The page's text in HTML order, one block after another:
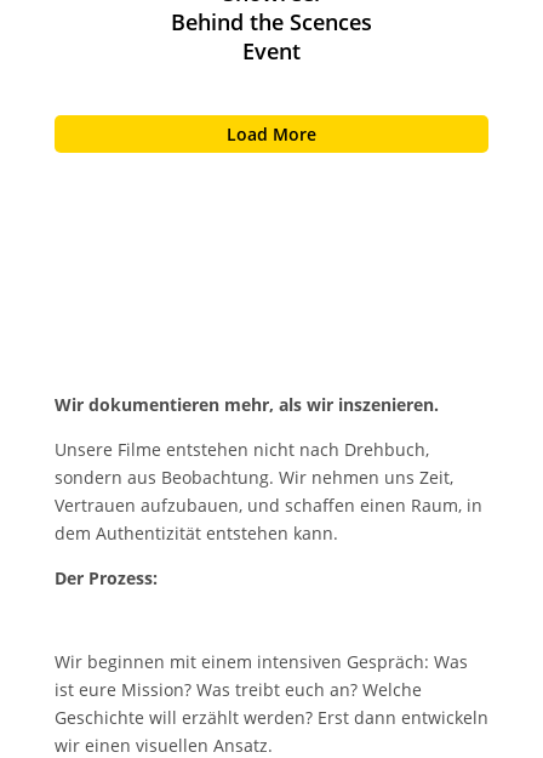
Behind the Scences
Event
Load More
Wir dokumentieren mehr, als wir inszenieren.
Unsere Filme entstehen nicht nach Drehbuch,
sondern aus Beobachtung. Wir nehmen uns Zeit,
Vertrauen aufzubauen, und schaffen einen Raum, in
dem Authentizität entstehen kann.
Der Prozess:
Wir beginnen mit einem intensiven Gespräch: Was
ist eure Mission? Was treibt euch an? Welche
Geschichte will erzählt werden? Erst dann entwickeln
wir einen visuellen Ansatz.